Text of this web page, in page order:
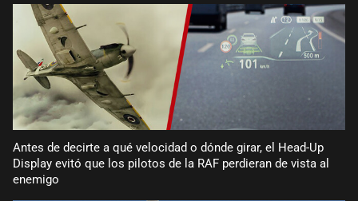
Antes de decirte a qué velocidad o dónde girar, el Head-Up
Display evitó que los pilotos de la RAF perdieran de vista al
enemigo